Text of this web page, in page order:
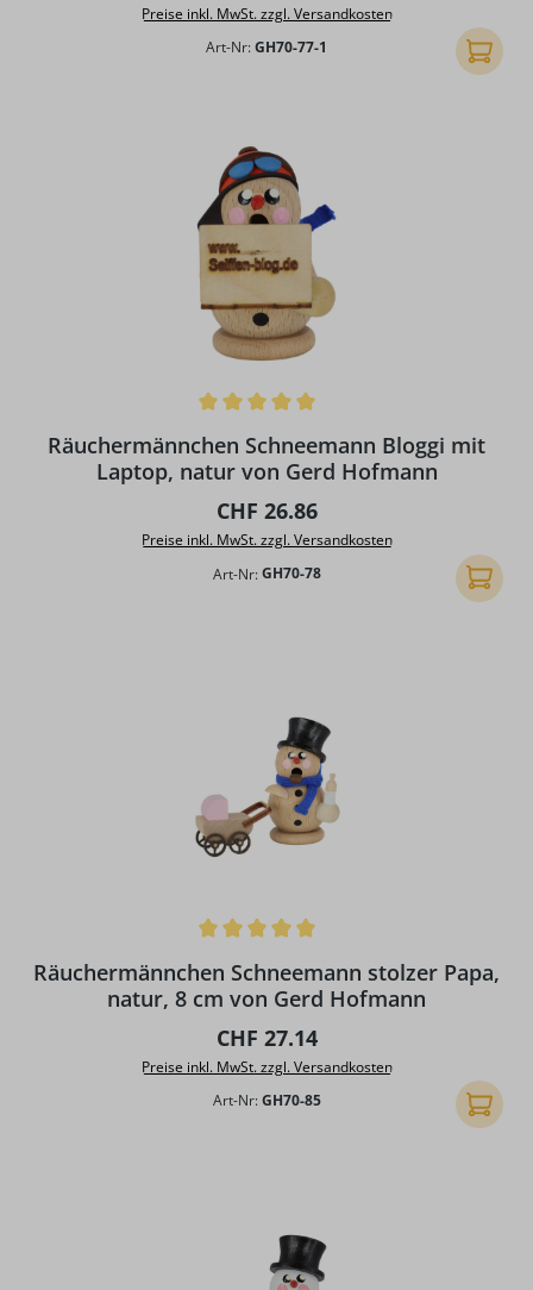
Preise inkl. MwSt. zzgl. Versandkosten
Art-Nr:GH70-77-1 In den
Räuchermännchen Schneemann Bloggi mit
Laptop, natur von Gerd Hofmann
Regulärer Preis:
CHF 26.86
Preise inkl. MwSt. zzgl. Versandkosten
Art-Nr: GH70-78 In den
Räuchermännchen Schneemann stolzer Papa,
natur, 8 cm von Gerd Hofmann
Regulärer Preis:
CHF 27.14
Preise inkl. MwSt. zzgl. Versandkosten
Art-Nr: GH70-85 In den